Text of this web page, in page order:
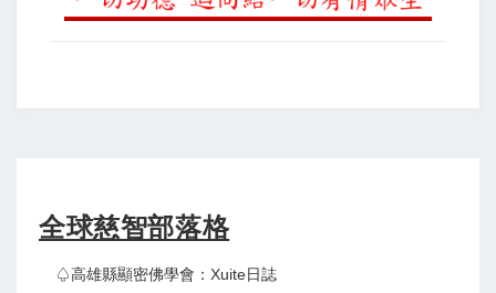
全球慈智部落格
♤高雄縣顯密佛學會：Xuite日誌